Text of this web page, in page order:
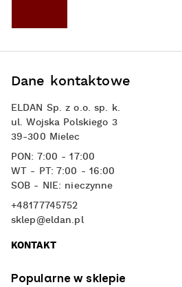
Dane kontaktowe
ELDAN Sp. z o.o. sp. k.
ul. Wojska Polskiego 3
39-300 Mielec
PON: 7:00 - 17:00
WT - PT: 7:00 - 16:00
SOB - NIE: nieczynne
+48177745752
sklep@eldan.pl
KONTAKT
Popularne w sklepie